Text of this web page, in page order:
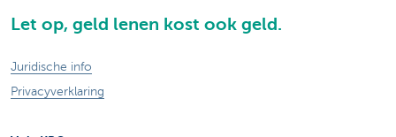
Let op, geld lenen kost ook geld.
Juridische info
Privacyverklaring